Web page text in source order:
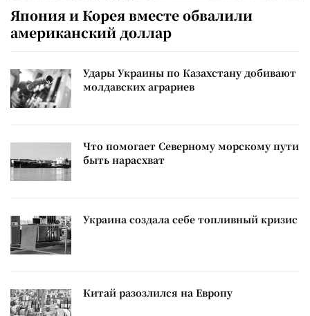
Япония и Корея вместе обвалили
американский доллар
Удары Украины по Казахстану добивают
молдавских аграриев
Что помогает Северному морскому пути
быть нарасхват
Украина создала себе топливный кризис
Китай разозлился на Европу